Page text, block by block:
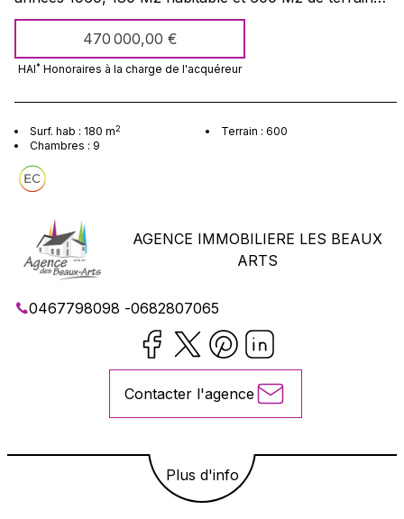
arboré-vue panoramique, très calme au pied des pistes.
La maison est sur deux niveaux : 1er niveau : 6
chambres, 6 salles de bains avec WC. 2e Niveau : 3
général, chauffage solaire. Bien rare et unique par son
histoire. Honoraires 20.000e à charge acquéreur
470 000,00 €
HAI* Honoraires à la charge de l'acquéreur
Surf. hab : 180 m2 Terrain : 600
Chambres : 9
AGENCE IMMOBILIERE LES BEAUX
ARTS
0467798098 -0682807065
Contacter l'agence
Plus d'info